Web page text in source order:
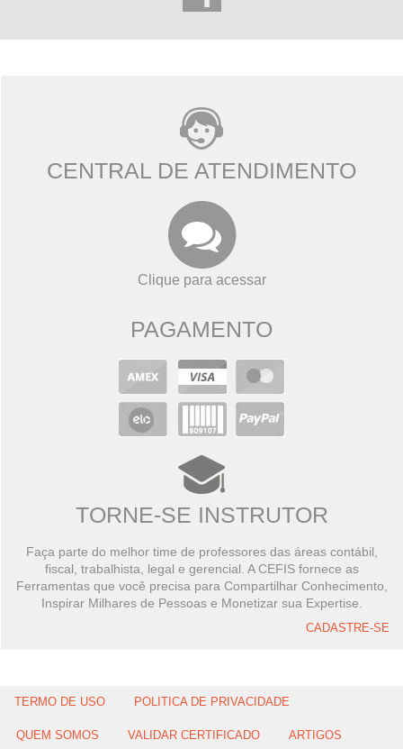
CENTRAL DE ATENDIMENTO
Clique para acessar
PAGAMENTO
TORNE-SE INSTRUTOR
Faça parte do melhor time de professores das áreas contábil,
fiscal, trabalhista, legal e gerencial. A CEFIS fornece as
Ferramentas que você precisa para Compartilhar Conhecimento,
Inspirar Milhares de Pessoas e Monetizar sua Expertise.
CADASTRE-SE
TERMO DE USO POLITICA DE PRIVACIDADE
QUEM SOMOS VALIDAR CERTIFICADO ARTIGOS